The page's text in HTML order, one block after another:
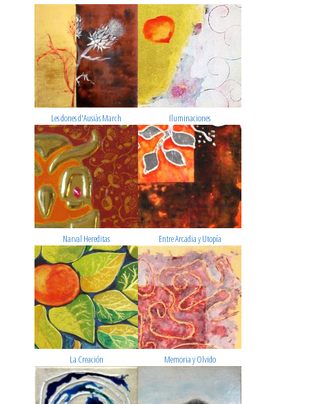
Les dones d'Ausiàs March Iluminaciones
Narval Hereditas Entre Arcadia y Utopía
La Creación Memoria y Olvido